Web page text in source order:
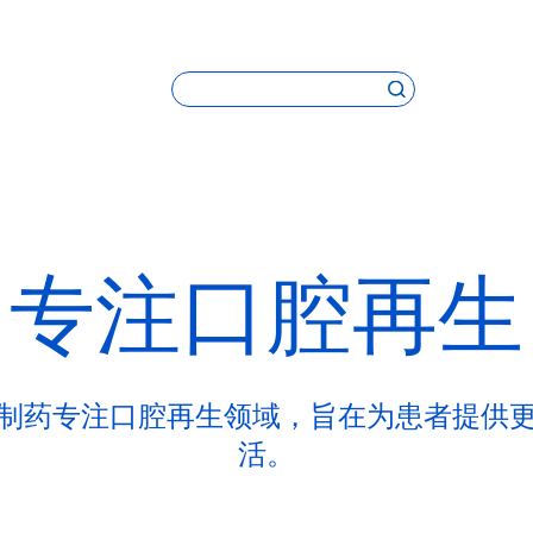
专注口腔再生
药专注口腔再生领域，旨在为患者提供
活。